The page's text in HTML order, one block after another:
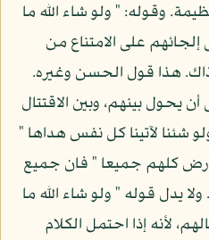
وقوله: " ولو شاء الله ما
إلجائهم على الامتناع من
ذاك. هذا قول الحسن وغيره.
يحول بينهم، وبين الاقتتال
شئنا لآتينا كل نفس هداها "
كلهم جميعا " فان جميع
يدل قوله " ولو شاء الله ما
لأنه إذا احتمل الكلام